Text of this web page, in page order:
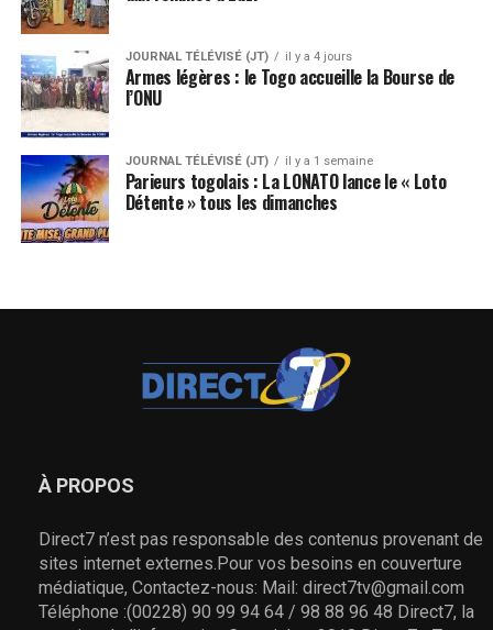
JOURNAL TÉLÉVISÉ (JT) il y a 4 jours
Armes légères : le Togo accueille la Bourse de
l’ONU
JOURNAL TÉLÉVISÉ (JT) il y a 1 semaine
Parieurs togolais : La LONATO lance le « Loto
Détente » tous les dimanches
À PROPOS
Direct7 n’est pas responsable des contenus provenant de
sites internet externes.Pour vos besoins en couverture
médiatique, Contactez-nous: Mail: direct7tv@gmail.com
Téléphone :(00228) 90 99 94 64 / 98 88 96 48 Direct7, la